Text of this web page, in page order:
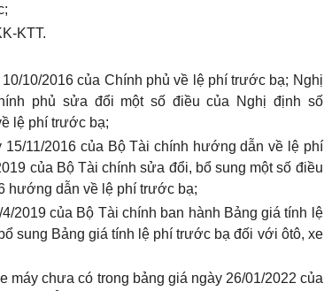
KTT.
10/10/2016 của Chính phủ về lệ phí trước bạ; Nghị
phủ sửa đổi một số điều của Nghị định số
lệ phí trước bạ;
15/11/2016 của Bộ Tài chính hướng dẫn về lệ phí
của Bộ Tài chính sửa đổi, bổ sung một số điều
hướng dẫn về lệ phí trước bạ;
4/2019 của Bộ Tài chính ban hành Bảng giá tính lệ
sung Bảng giá tính lệ phí trước bạ đối với ôtô, xe
máy chưa có trong bảng giá ngày 26/01/2022 của